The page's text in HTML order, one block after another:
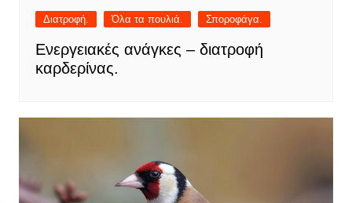
Διατροφή. Όλα τα πουλιά. Σποροφάγα.
Ενεργειακές ανάγκες – διατροφή
καρδερίνας.